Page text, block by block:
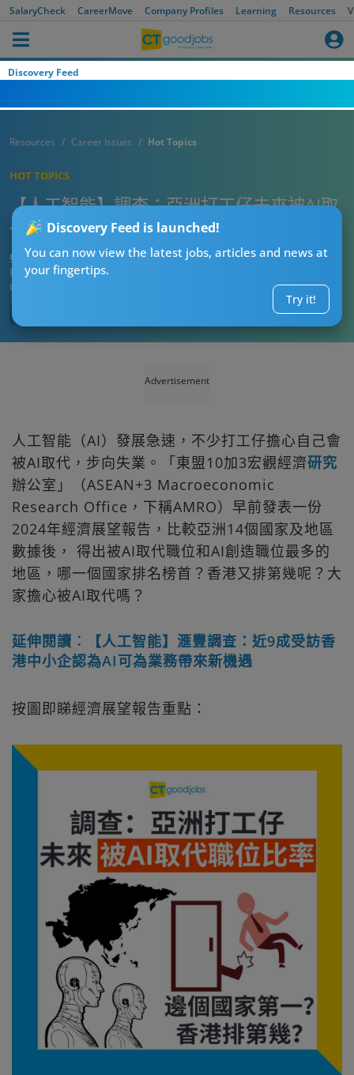
SalaryCheck CareerMove Company Profiles Learning Resources
Discovery Feed
Discovery Feed is launched!
You can now view the latest jobs, articles and news at
your fingertips.
Try it!
Resources Career Issues Hot Topics
HOT TOPICS
【人工智能】調查：亞洲打工仔未來被AI取
代職位比率 邊個國家第一？香港排第幾？
CTgoodjobs’ Editor
Published:2024-04-10
Updated:
Advertisement
人工智能（AI）發展急速，不少打工仔擔心自己會
被AI取代，步向失業。「東盟10加3宏觀經濟研究
辦公室」（ASEAN+3 Macroeconomic
Research Office，下稱AMRO）早前發表一份
2024年經濟展望報告，比較亞洲14個國家及地區
數據後， 得出被AI取代職位和AI創造職位最多的
地區，哪一個國家排名榜首？香港又排第幾呢？大
家擔心被AI取代嗎？
延伸閱讀︰【人工智能】滙豐調查：近9成受訪香
港中小企認為AI可為業務帶來新機遇
按圖即睇經濟展望報告重點：